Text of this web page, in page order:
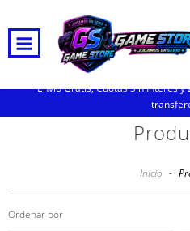
Envio Gratis, Cuotas Sin Interes
Inicio -
Ordenar por